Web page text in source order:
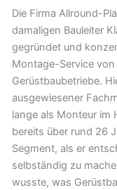
Die Firma Allround-
damaligen Bauleiter
gegründet und
Montage-Service
Gerüstbaubetriebe.
ausgewiesener
lange als Monteur im
bereits über rund 26
Segment, als er
selbständig zu
wusste, was